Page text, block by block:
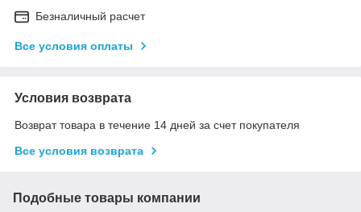
Безналичный расчет
Все условия оплаты
Условия возврата
Возврат товара в течение 14 дней за счет покупателя
Все условия возврата
Подобные товары компании